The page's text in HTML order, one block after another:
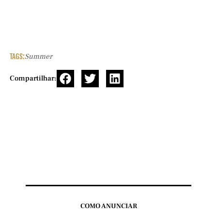
TAGS:Summer
Compartilhar:
COMO ANUNCIAR